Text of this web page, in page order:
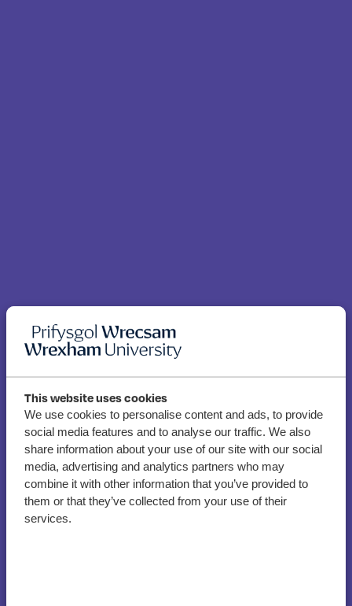
This website uses cookies
We use cookies to personalise content and ads, to provide
social media features and to analyse our traffic. We also
share information about your use of our site with our social
media, advertising and analytics partners who may
combine it with other information that you’ve provided to
them or that they’ve collected from your use of their
services.
Myfyrwyr yn trafod
amcan PGW i ddod yn
ystyriol o drawma mewn
digwyddiad cenedlaethol